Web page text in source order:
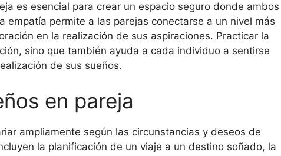
es esencial para crear un espacio seguro donde ambos
empatía permite a las parejas conectarse a un nivel más
en la realización de sus aspiraciones. Practicar la
sino que también ayuda a cada individuo a sentirse
de sus sueños.
en pareja
ampliamente según las circunstancias y deseos de
la planificación de un viaje a un destino soñado, la